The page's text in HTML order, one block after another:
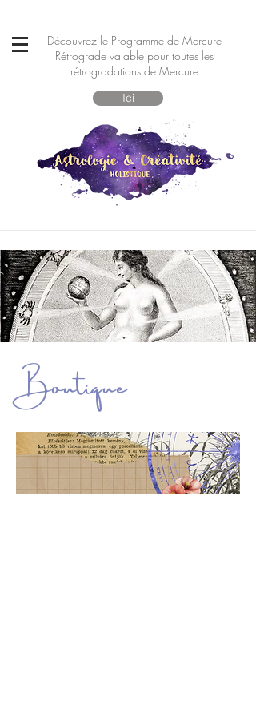
Découvrez le Programme de Mercure
Rétrograde valable pour toutes les
rétrogradations de Mercure
Ici
Boutique